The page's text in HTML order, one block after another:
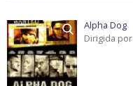
Alpha Dog
Dirigida por